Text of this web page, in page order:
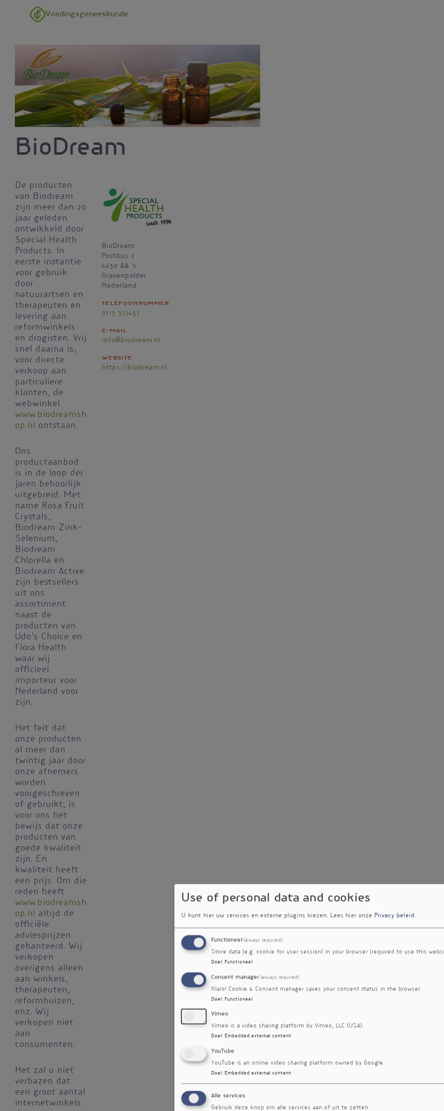
Overslaan en naar de inhoud gaan
Voedingsgeneeskunde
BioDream
De producten
van Biodream
zijn meer dan 20
jaar geleden
ontwikkeld door
Special Health
Products. In
eerste instantie
voor gebruik
door
natuurartsen en
therapeuten en
levering aan
reformwinkels
en drogisten. Vrij
snel daarna is,
voor directe
verkoop aan
particuliere
klanten, de
webwinkel
www.biodreamsh
op.nl
ontstaan.
Ons
productaanbod
is in de loop der
jaren behoorlijk
uitgebreid. Met
name Rosa Fruit
Crystals,
Biodream Zink-
Selenium,
Biodream
Chlorella en
Biodream Active
zijn bestsellers
uit ons
assortiment
naast de
producten van
Udo’s Choice en
Flora Health
waar wij
officieel
importeur voor
Nederland voor
zijn.
Het feit dat
onze producten
al meer dan
twintig jaar door
onze afnemers
worden
voorgeschreven
of gebruikt, is
voor ons het
bewijs dat onze
producten van
goede kwaliteit
zijn. En
kwaliteit heeft
een prijs. Om die
reden heeft
www.biodreamsh
op.nl
altijd de
officiële
adviesprijzen
gehanteerd. Wij
verkopen
overigens alleen
aan winkels,
therapeuten,
reformhuizen,
enz. Wij
verkopen niet
aan
consumenten.
Het zal u niet
verbazen dat
een groot aantal
internetwinkels
BioDream
Postbus 2
4430 AA 's
Gravenpolder
Nederland
Telefoonnummer
0113 312457
E-mail
info@biodream.nl
Website
https://biodream.nl
Use of personal data and cookies
U kunt hier uw services en externe plugins kiezen. Lees hier onze Privacy beleid.
Functioneel (always required)
Store data (e.g. cookie for user session) in your browser (required to use this
Doel : Functioneel
Consent manager (always required)
Klaro! Cookie & Consent manager saves your consent status in the browser.
Doel : Functioneel
Vimeo
Vimeo is a video sharing platform by Vimeo, LLC (USA).
Doel : Embedded external content
YouTube
YouTube is an online video sharing platform owned by Google.
Doel : Embedded external content
Alle services
Gebruik deze knop om alle services aan of uit te zetten.